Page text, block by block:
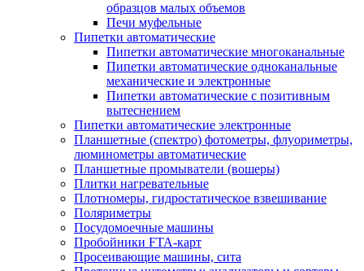
образцов малых объемов
Печи муфельные
Пипетки автоматические
Пипетки автоматические многоканальные
Пипетки автоматические одноканальные
механические и электронные
Пипетки автоматические с позитивным
вытеснением
Пипетки автоматические электронные
Планшетные (спектро) фотометры, флуориметры,
люминометры автоматические
Планшетные промыватели (вошеры)
Плитки нагревательные
Плотномеры, гидростатическое взвешивание
Поляриметры
Посудомоечные машины
Пробойники FTA-карт
Просеивающие машины, сита